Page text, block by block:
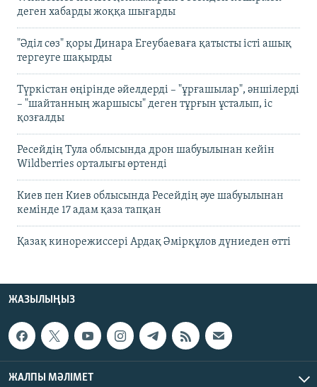
деген хабарды жоққа шығарды
"Әділ сөз" қоры Динара Егеубаеваға қатысты істі ашық
тергеуге шақырды
Түркістан өңірінде әйелдерді – "ұрғашылар", әншілерді
– "шайтанның жаршысы" деген тұрғын ұсталып, іс
қозғалды
Ресейдің Тула облысында дрон шабуылынан кейін
Wildberries орталығы өртенді
Киев пен Киев облысында Ресейдің әуе шабуылынан
кемінде 17 адам қаза тапқан
Қазақ кинорежиссері Ардақ Әмірқұлов дүниеден өтті
ЖАЗЫЛЫҢЫЗ
ЖАЛПЫ МӘЛІМЕТ